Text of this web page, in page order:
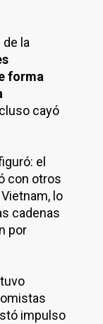
la
forma
cayó
el
con otros
lo
cadenas
por
impulso